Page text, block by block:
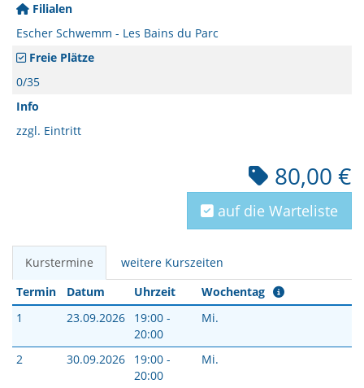
Filialen
Escher Schwemm - Les Bains du Parc
Freie Plätze
0/35
Info
zzgl. Eintritt
80,00 €
auf die Warteliste
Kurstermine
weitere Kurszeiten
Termin
Datum Uhrzeit
Wochentag
1
23.09.2026
19:00 -
20:00
Mi.
2 30.09.2026
19:00 -
20:00
Mi.